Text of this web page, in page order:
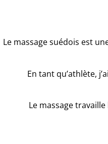
Le massage suédois est
En tant qu’athlète,
Le massage